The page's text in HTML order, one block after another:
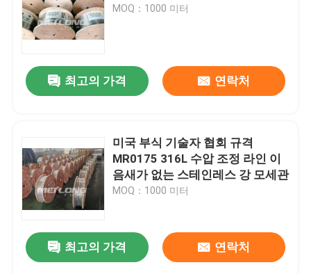
MOQ：1000 미터
최고의 가격 연락처
미국 부식 기술자 협회 규격
MR0175 316L 수압 조정 라인 이
음새가 없는 스테인레스 강 모세관
MOQ：1000 미터
최고의 가격 연락처